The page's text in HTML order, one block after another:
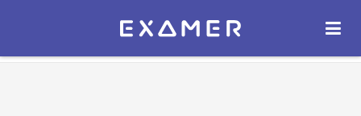
Экзамер — ЕГЭ 2027
ОТКРЫТЬ